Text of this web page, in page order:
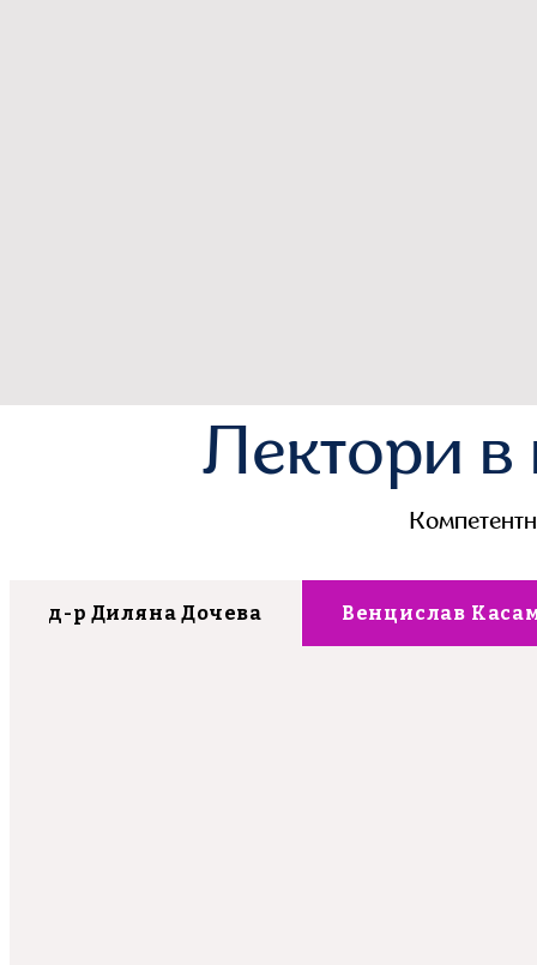
Лектори в
д-р Диляна Дочева Венцислав